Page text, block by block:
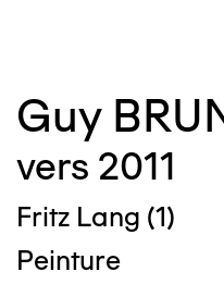
Guy
vers 2011
Fritz Lang (1)
Peinture